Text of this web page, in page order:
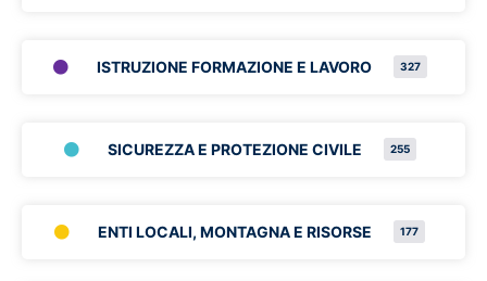
ISTRUZIONE FORMAZIONE E LAVORO 327
SICUREZZA E PROTEZIONE CIVILE 255
ENTI LOCALI, MONTAGNA E RISORSE 177